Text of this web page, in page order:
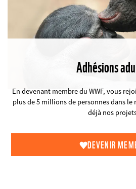
Adhésions
En devenant membre du WWF, vous
plus de 5 millions de personnes dans
déjà nos
DEVENIR